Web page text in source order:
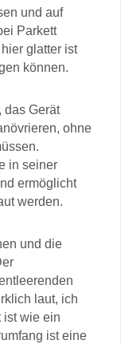
und auf
Parkett
glatter ist
können.
das Gerät
ohne
in seiner
ermöglicht
werden.
und die
laut, ich
ist wie ein
ist eine